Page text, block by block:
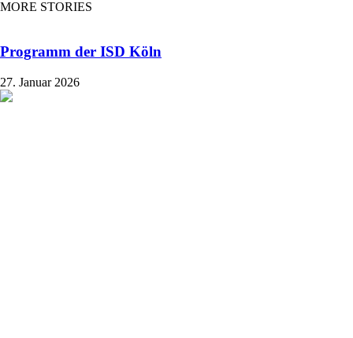
MORE STORIES
Programm der ISD Köln
27. Januar 2026